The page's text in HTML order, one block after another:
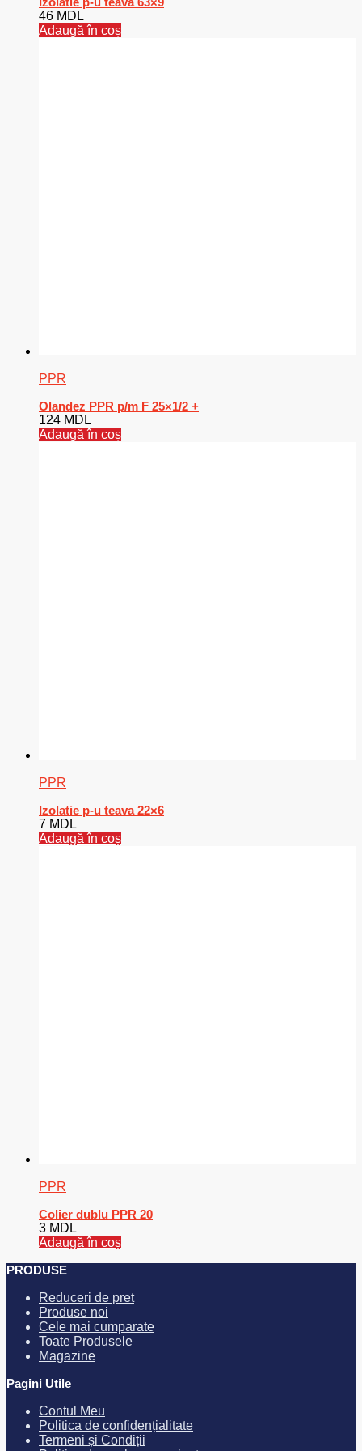
46 MDL
Adaugă în coș
PPR
Olandez PPR p/m F 25×1/2 +
124 MDL
Adaugă în coș
PPR
Izolatie p-u teava 22×6
7 MDL
Adaugă în coș
PPR
Colier dublu PPR 20
3 MDL
Adaugă în coș
PRODUSE
Reduceri de pret
Produse noi
Cele mai cumparate
Toate Produsele
Magazine
Pagini Utile
Contul Meu
Politica de confidențialitate
Termeni și Condiții